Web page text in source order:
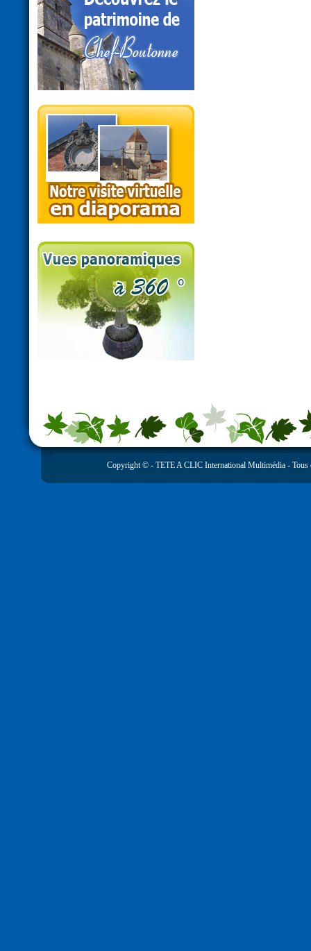
Copyright © - TETE A CLIC International Multimédia - Tous